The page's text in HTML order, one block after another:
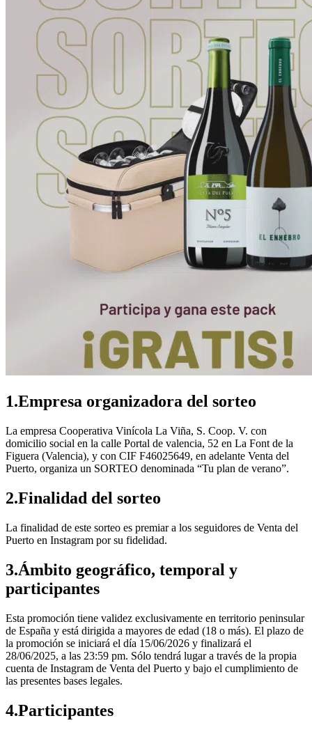
1.Empresa organizadora del sorteo
La empresa Cooperativa Vinícola La Viña, S. Coop. V. con
domicilio social en la calle Portal de valencia, 52 en La Font de la
Figuera (Valencia), y con CIF F46025649, en adelante Venta del
Puerto, organiza un SORTEO denominada “Tu plan de verano”.
2.Finalidad del sorteo
La finalidad de este sorteo es premiar a los seguidores de Venta del
Puerto en Instagram por su fidelidad.
3.Ámbito geográfico, temporal y
participantes
Esta promoción tiene validez exclusivamente en territorio peninsular
de España y está dirigida a mayores de edad (18 o más). El plazo de
la promoción se iniciará el día 15/06/2026 y finalizará el
28/06/2025, a las 23:59 pm. Sólo tendrá lugar a través de la propia
cuenta de Instagram de Venta del Puerto y bajo el cumplimiento de
las presentes bases legales.
4.Participantes